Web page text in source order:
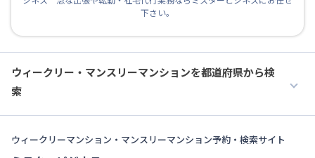
下さい。
ウィークリー・マンスリーマンションを都道府県から検
索
ウィークリーマンション・マンスリーマンション予約・検索サイト